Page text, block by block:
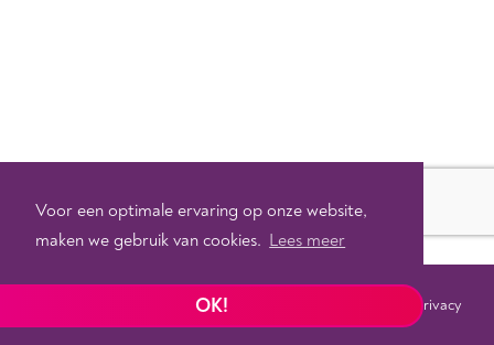
Voor een optimale ervaring op onze website,
maken we gebruik van cookies. Lees meer
OK!
Tixly Privacy